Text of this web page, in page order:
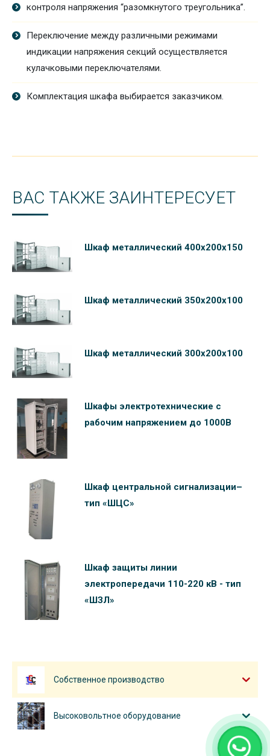
контроля напряжения “разомкнутого треугольника”.
Переключение между различными режимами
индикации напряжения секций осуществляется
кулачковыми переключателями.
Комплектация шкафа выбирается заказчиком.
ВАС ТАКЖЕ ЗАИНТЕРЕСУЕТ
Шкаф металлический 400х200х150
Шкаф металлический 350х200х100
Шкаф металлический 300х200х100
Шкафы электротехнические c
рабочим напряжением до 1000В
Шкаф центральной сигнализации–
тип «ШЦС»
Шкаф защиты линии
электропередачи 110-220 кВ - тип
«ШЗЛ»
Собственное производство
Высоковольтное оборудование